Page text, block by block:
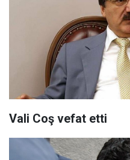
Vali Coş vefat etti